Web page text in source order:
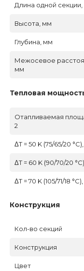
Длина одной
Высота, мм
Глубина, мм
Межосевое
мм
Тепловая
Отапливаемая
2
ΔT = 50 K (75/65/20
ΔT = 60 K (90/70/20
ΔT = 70 K (105/71/18
Конструкция
Кол-во секций
Конструкция
Цвет